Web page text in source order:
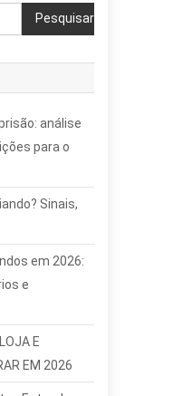
Pesquisar
análise
para o
Sinais,
em 2026:
e
E
EM 2026